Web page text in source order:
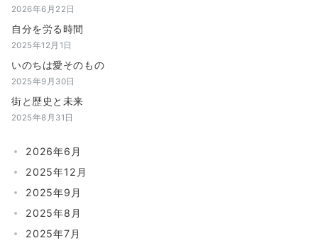
2026年6月22日
自分を労る時間
2025年12月1日
いのちは愛そのもの
2025年9月30日
街と歴史と未来
2025年8月31日
2026年6月
2025年12月
2025年9月
2025年8月
2025年7月